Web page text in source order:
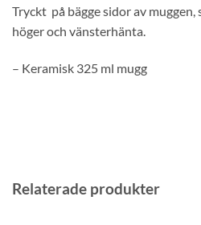
Tryckt på bägge sidor av muggen,
höger och vänsterhänta.
– Keramisk 325 ml mugg
Relaterade produkter